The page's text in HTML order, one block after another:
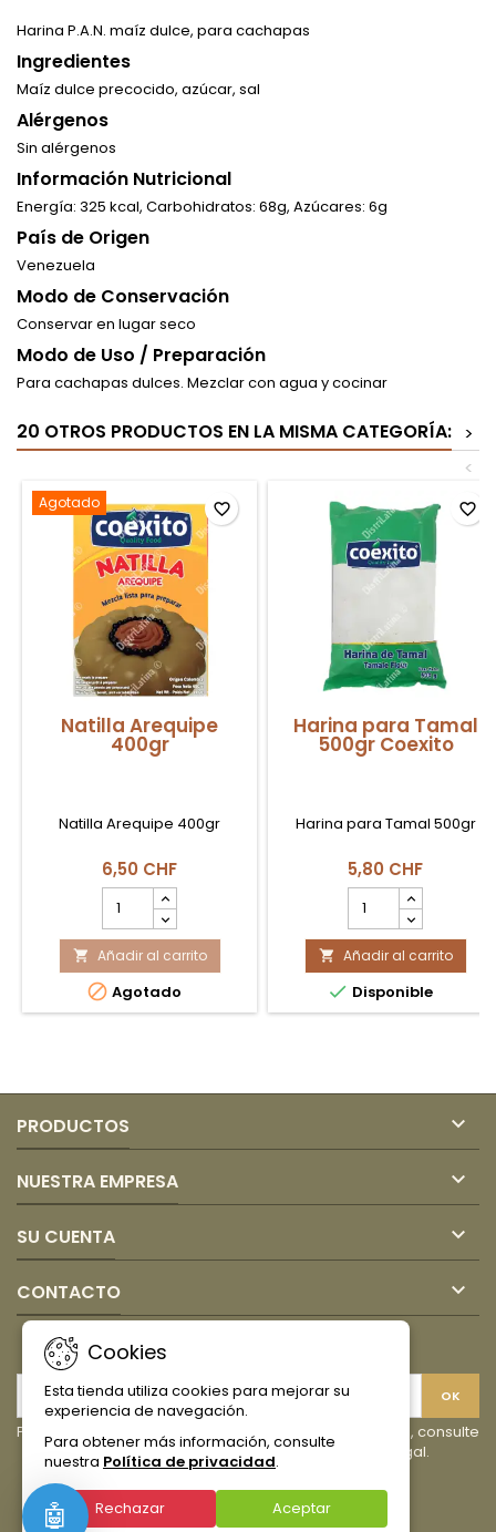
Harina P.A.N. maíz dulce, para cachapas
Ingredientes
Maíz dulce precocido, azúcar, sal
Alérgenos
Sin alérgenos
Información Nutricional
Energía: 325 kcal, Carbohidratos: 68g, Azúcares: 6g
País de Origen
Venezuela
Modo de Conservación
Conservar en lugar seco
Modo de Uso / Preparación
Para cachapas dulces. Mezclar con agua y cocinar
20 OTROS PRODUCTOS EN LA MISMA CATEGORÍA: >
<
Agotado
Natilla Arequipe
400gr
Natilla Arequipe 400gr
6,50 CHF
cantidad
del
producto
Natilla
Arequipe
400gr
 Añadir al carrito
 Agotado
favorite_border
Harina para Tamal
500gr Coexito
Harina para Tamal 500gr
5,80 CHF
cantidad
del
producto
Harina
para
Tamal
500gr
 Añadir al carrito
 Disponible
favorite_border
PRODUCTOS 
NUESTRA EMPRESA 
SU CUENTA 
CONTACTO 
Cookies
Esta tienda utiliza cookies para mejorar su
experiencia de navegación.
Para obtener más información, consulte
nuestra Política de privacidad.
Rechazar Aceptar
🤖
Puede darse de baja en cualquier momento. Para ello, consulte
nuestra información de contacto en el aviso legal.
FacebookInstagram
TikTok